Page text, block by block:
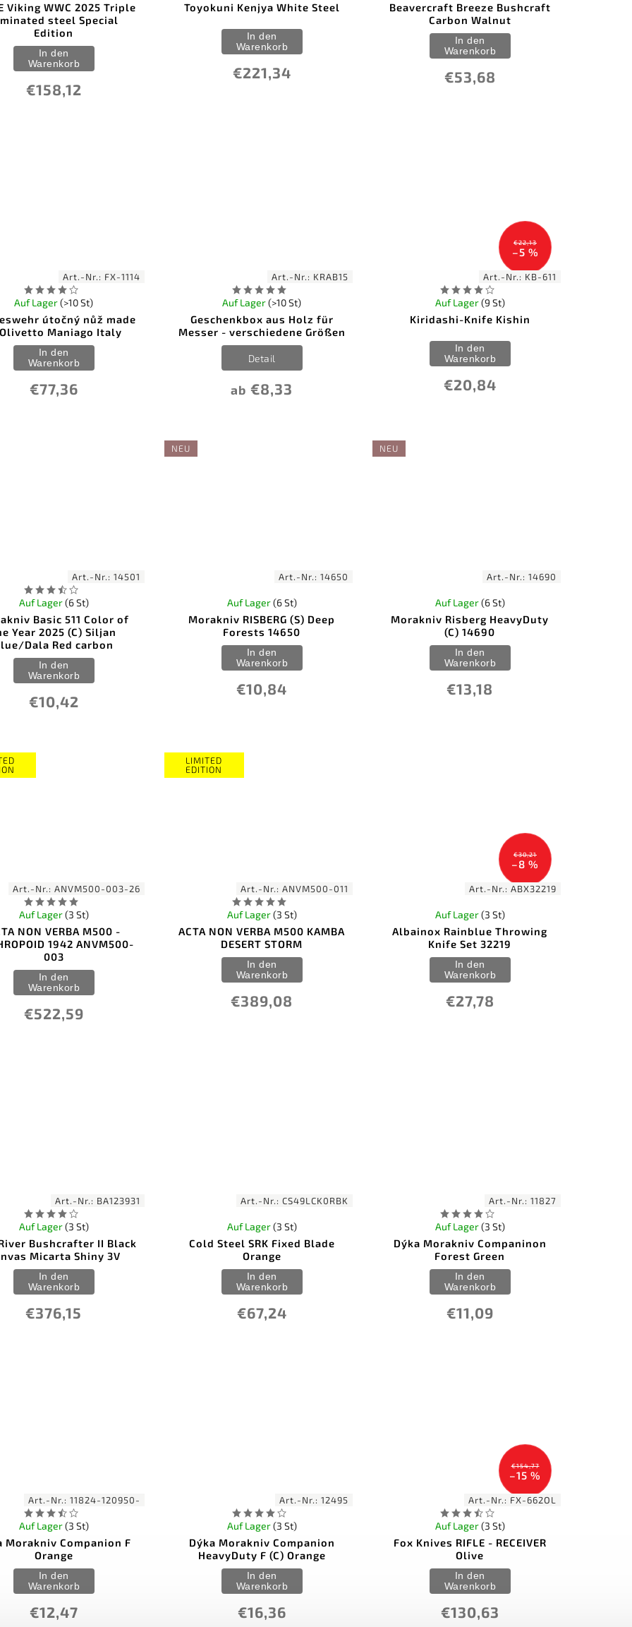
Viking WWC 2025 Triple
steel Special
Edition
€158,12
In den
Warenkorb
Toyokuni Kenjya White Steel
€221,34
In den
Warenkorb
Beavercraft Breeze Bushcraft
Carbon Walnut
€53,68
In den
Warenkorb
Art.-Nr.: FX-1114
útočný nůž made
Maniago Italy
Auf Lager(>10 St)
€77,36
In den
Warenkorb
Art.-Nr.: KRAB15
Geschenkbox aus Holz für
Messer - verschiedene Größen
Auf Lager(>10 St)
ab €8,33
Detail
€22,13
–5 %
Art.-Nr.: KB-611
Kiridashi-Knife Kishin
Auf Lager(9 St)
€20,84
In den
Warenkorb
Art.-Nr.:14501
Basic 511 Color of
Year 2025 (C) Siljan
Dala Red carbon
Auf Lager(6 St)
€10,42
In den
Warenkorb
NEU
Art.-Nr.:14650
Morakniv RISBERG (S) Deep
Forests 14650
Auf Lager(6 St)
€10,84
In den
Warenkorb
NEU
Art.-Nr.:14690
Morakniv Risberg HeavyDuty
(C) 14690
Auf Lager(6 St)
€13,18
In den
Warenkorb
Art.-Nr.:ANVM500-003-26
NON VERBA M500 -
1942 ANVM500-
003
Auf Lager(3 St)
€522,59
In den
Warenkorb
LIMITED
EDITION
Art.-Nr.:ANVM500-011
ACTA NON VERBA M500 KAMBA
DESERT STORM
Auf Lager(3 St)
€389,08
In den
Warenkorb
€30,21
–8 %
Art.-Nr.:ABX32219
Albainox Rainblue Throwing
Knife Set 32219
Auf Lager(3 St)
€27,78
In den
Warenkorb
Art.-Nr.: BA123931
Bushcrafter II Black
Micarta Shiny 3V
Auf Lager(3 St)
€376,15
In den
Warenkorb
Art.-Nr.:CS49LCK0RBK
Cold Steel SRK Fixed Blade
Orange
Auf Lager(3 St)
€67,24
In den
Warenkorb
Art.-Nr.:11827
Dýka Morakniv Companinon
Forest Green
Auf Lager(3 St)
€11,09
In den
Warenkorb
Art.-Nr.:11824-120950-
Morakniv Companion F
Orange
Auf Lager(3 St)
€12,47
In den
Warenkorb
Art.-Nr.:12495
Dýka Morakniv Companion
HeavyDuty F (C) Orange
Auf Lager(3 St)
€16,36
In den
Warenkorb
€154,77
–15 %
Art.-Nr.: FX-662OL
Fox Knives RIFLE - RECEIVER
Olive
Auf Lager(3 St)
€130,63
In den
Warenkorb